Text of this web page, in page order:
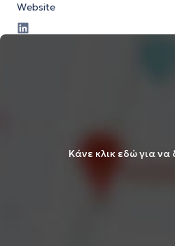
Website
Κάνε κλικ εδώ για να